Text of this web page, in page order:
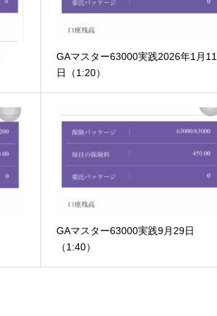
GAマスター63000実践2026年1月11
日（1:20）
GAマスター63000実践9月29日
（1:40）